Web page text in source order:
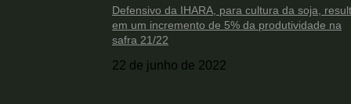
Defensivo da IHARA, para cultura da soja,
em um incremento de 5% da produtividade na
safra 21/22
22 de junho de 2022